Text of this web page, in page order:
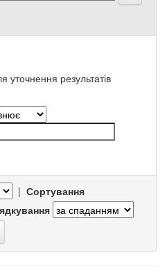
уточнення результатів
| Сортування